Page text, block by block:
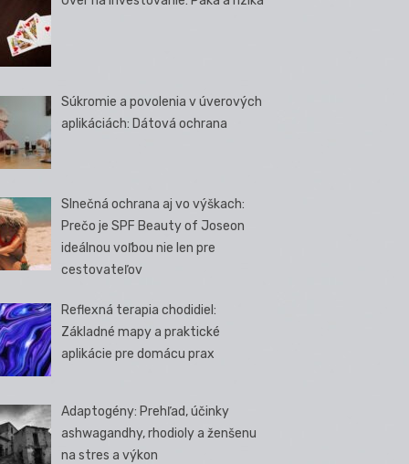
Súkromie a povolenia v úverových
aplikáciách: Dátová ochrana
Slnečná ochrana aj vo výškach:
Prečo je SPF Beauty of Joseon
ideálnou voľbou nie len pre
cestovateľov
Reflexná terapia chodidiel:
Základné mapy a praktické
aplikácie pre domácu prax
Adaptogény: Prehľad, účinky
ashwagandhy, rhodioly a ženšenu
na stres a výkon